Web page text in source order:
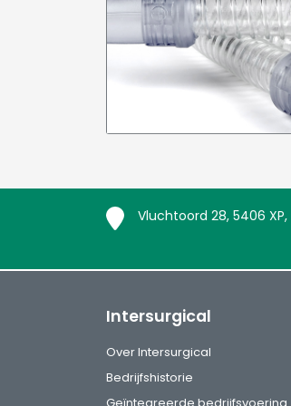
Vluchtoord 28, 5406
Intersurgical
Over Intersurgical
Bedrijfshistorie